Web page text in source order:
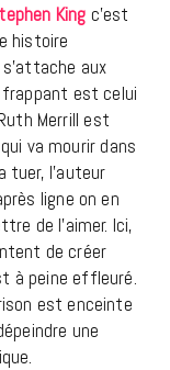
King c’est
histoire
aux
frappant est celui
Merrill est
va mourir dans
tuer, l’auteur
ligne on en
de l’aimer. Ici,
de créer
à peine effleuré.
est enceinte
une